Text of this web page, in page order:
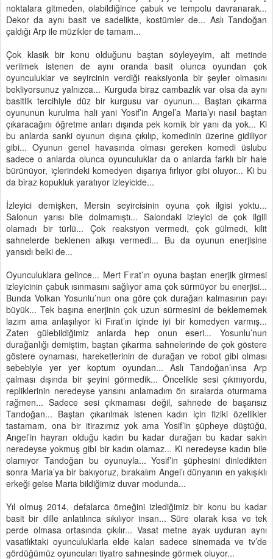
noktalara gitmeden, olabildiğince çabuk ve tempolu davranarak...
Dekor da aynı basit ve sadelikte, kostümler de... Aslı Tandoğan
çaldığı Arp ile müzikler de tamam...
Çok klasik bir konu olduğunu baştan söyleyeyim, alt metinde
verilmek istenen de aynı oranda basit olunca oyundan çok
oyunculuklar ve seyircinin verdiği reaksiyonla bir şeyler olmasını
bekliyorsunuz yalnızca... Kurguda biraz cambazlık var olsa da aynı
basitlik tercihiyle düz bir kurgusu var oyunun... Baştan çıkarma
oyununun kurulma hali yani Yosif’in Angel’a Maria’yı nasıl baştan
çıkaracağını öğretme anları dışında pek komik bir yanı da yok... Ki
bu anlarda sanki oyunun dışına çıkılıp, komedinin üzerine gidiliyor
gibi... Oyunun genel havasında olması gereken komedi üslubu
sadece o anlarda olunca oyunculuklar da o anlarda farklı bir hale
bürünüyor, içlerindeki komedyen dışarıya fırlıyor gibi oluyor... Ki bu
da biraz kopukluk yaratıyor izleyicide...
İzleyici demişken, Mersin seyircisinin oyuna çok ilgisi yoktu...
Salonun yarısı bile dolmamıştı... Salondaki izleyici de çok ilgili
olamadı bir türlü... Çok reaksiyon vermedi, çok gülmedi, kilit
sahnelerde beklenen alkışı vermedi... Bu da oyunun enerjisine
yansıdı belki de...
Oyunculuklara gelince... Mert Fırat’ın oyuna baştan enerjik girmesi
izleyicinin çabuk ısınmasını sağlıyor ama çok sürmüyor bu enerjisi...
Bunda Volkan Yosunlu’nun ona göre çok durağan kalmasının payı
büyük... Tek başına enerjinin çok uzun sürmesini de beklememek
lazım ama anlaşılıyor ki Fırat’ın içinde iyi bir komedyen varmış...
Zaten gülebildiğimiz anlarda hep onun eseri... Yosunlu’nun
durağanlığı demiştim, baştan çıkarma sahnelerinde de çok göstere
göstere oynaması, hareketlerinin de durağan ve robot gibi olması
sebebiyle yer yer koptum oyundan... Aslı Tandoğan’ınsa Arp
çalması dışında bir şeyini görmedik... Öncelikle sesi çıkmıyordu,
repliklerinin neredeyse yarısını anlamadım ön sıralarda oturmama
rağmen... Sadece sesi çıkmaması değil, sahnede de başarısız
Tandoğan... Baştan çıkarılmak istenen kadın için fiziki özellikler
tastamam, ona bir itirazımız yok ama Yosif’in şüpheye düştüğü,
Angel’in hayran olduğu kadın bu kadar durağan bu kadar sakin
neredeyse yokmuş gibi bir kadın olamaz... Ki neredeyse kadın bile
olamıyor Tandoğan bu oyunuyla... Yosif’in şüphesini dinledikten
sonra Maria’ya bir bakıyoruz, bırakalım Angel’ı dünyanın en yakışıklı
erkeği gelse Maria bildiğimiz duvar modunda...
Yıl olmuş 2014, defalarca örneğini izlediğimiz bir konu bu kadar
basit bir dille anlatılınca sıkılıyor insan... Süre olarak kısa ve tek
perde olmasa ortasında çıkılır... Vasat metne ayak uyduran aynı
vasatlıktaki oyunculuklarla elde kalan sadece sinemada ve tv’de
gördüğümüz oyuncuları tiyatro sahnesinde görmek oluyor...